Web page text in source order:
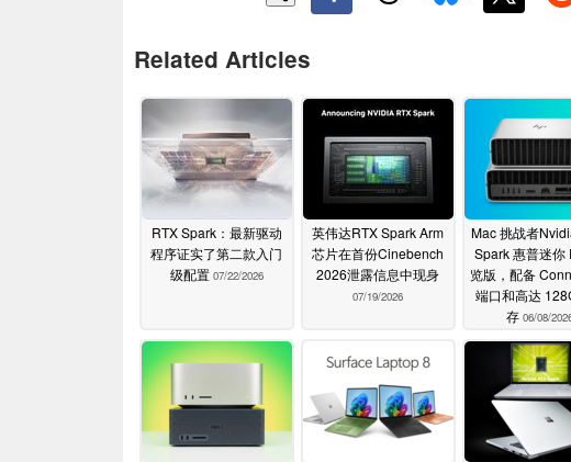
Related Articles
RTX Spark：最新驱动
程序证实了第二款入门
级配置 07/22/2026
英伟达RTX Spark Arm
芯片在首份Cinebench
2026泄露信息中现身
07/19/2026
Mac 挑战者
Spark 惠普迷你
览版，配备
端口和高达
存 06/08/